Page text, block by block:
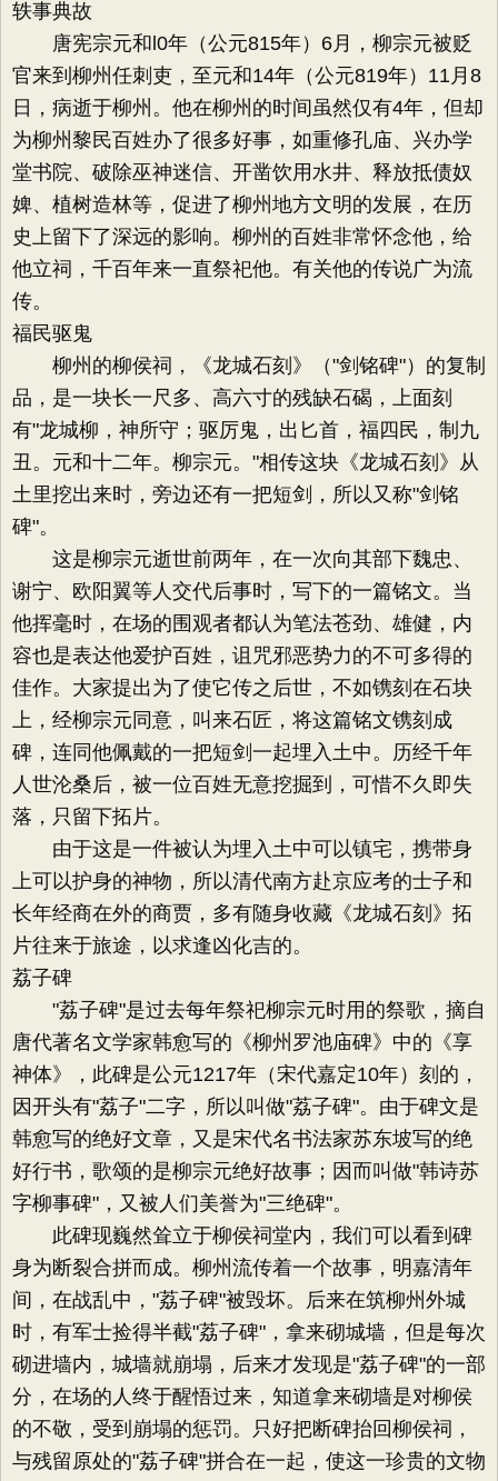
轶事典故
唐宪宗元和l0年（公元815年）6月，柳宗元被贬
官来到柳州任刺吏，至元和14年（公元819年）11月8
日，病逝于柳州。他在柳州的时间虽然仅有4年，但却
为柳州黎民百姓办了很多好事，如重修孔庙、兴办学
堂书院、破除巫神迷信、开凿饮用水井、释放抵债奴
婢、植树造林等，促进了柳州地方文明的发展，在历
史上留下了深远的影响。柳州的百姓非常怀念他，给
他立祠，千百年来一直祭祀他。有关他的传说广为流
传。
福民驱鬼
柳州的柳侯祠，《龙城石刻》（"剑铭碑"）的复制
品，是一块长一尺多、高六寸的残缺石碣，上面刻
有"龙城柳，神所守；驱厉鬼，出匕首，福四民，制九
丑。元和十二年。柳宗元。"相传这块《龙城石刻》从
土里挖出来时，旁边还有一把短剑，所以又称"剑铭
碑"。
这是柳宗元逝世前两年，在一次向其部下魏忠、
谢宁、欧阳翼等人交代后事时，写下的一篇铭文。当
他挥毫时，在场的围观者都认为笔法苍劲、雄健，内
容也是表达他爱护百姓，诅咒邪恶势力的不可多得的
佳作。大家提出为了使它传之后世，不如镌刻在石块
上，经柳宗元同意，叫来石匠，将这篇铭文镌刻成
碑，连同他佩戴的一把短剑一起埋入土中。历经千年
人世沦桑后，被一位百姓无意挖掘到，可惜不久即失
落，只留下拓片。
由于这是一件被认为埋入土中可以镇宅，携带身
上可以护身的神物，所以清代南方赴京应考的士子和
长年经商在外的商贾，多有随身收藏《龙城石刻》拓
片往来于旅途，以求逢凶化吉的。
荔子碑
"荔子碑"是过去每年祭祀柳宗元时用的祭歌，摘自
唐代著名文学家韩愈写的《柳州罗池庙碑》中的《享
神体》，此碑是公元1217年（宋代嘉定10年）刻的，
因开头有"荔子"二字，所以叫做"荔子碑"。由于碑文是
韩愈写的绝好文章，又是宋代名书法家苏东坡写的绝
好行书，歌颂的是柳宗元绝好故事；因而叫做"韩诗苏
字柳事碑"，又被人们美誉为"三绝碑"。
此碑现巍然耸立于柳侯祠堂内，我们可以看到碑
身为断裂合拼而成。柳州流传着一个故事，明嘉清年
间，在战乱中，"荔子碑"被毁坏。后来在筑柳州外城
时，有军士捡得半截"荔子碑"，拿来砌城墙，但是每次
砌进墙内，城墙就崩塌，后来才发现是"荔子碑"的一部
分，在场的人终于醒悟过来，知道拿来砌墙是对柳侯
的不敬，受到崩塌的惩罚。只好把断碑抬回柳侯祠，
与残留原处的"荔子碑"拼合在一起，使这一珍贵的文物